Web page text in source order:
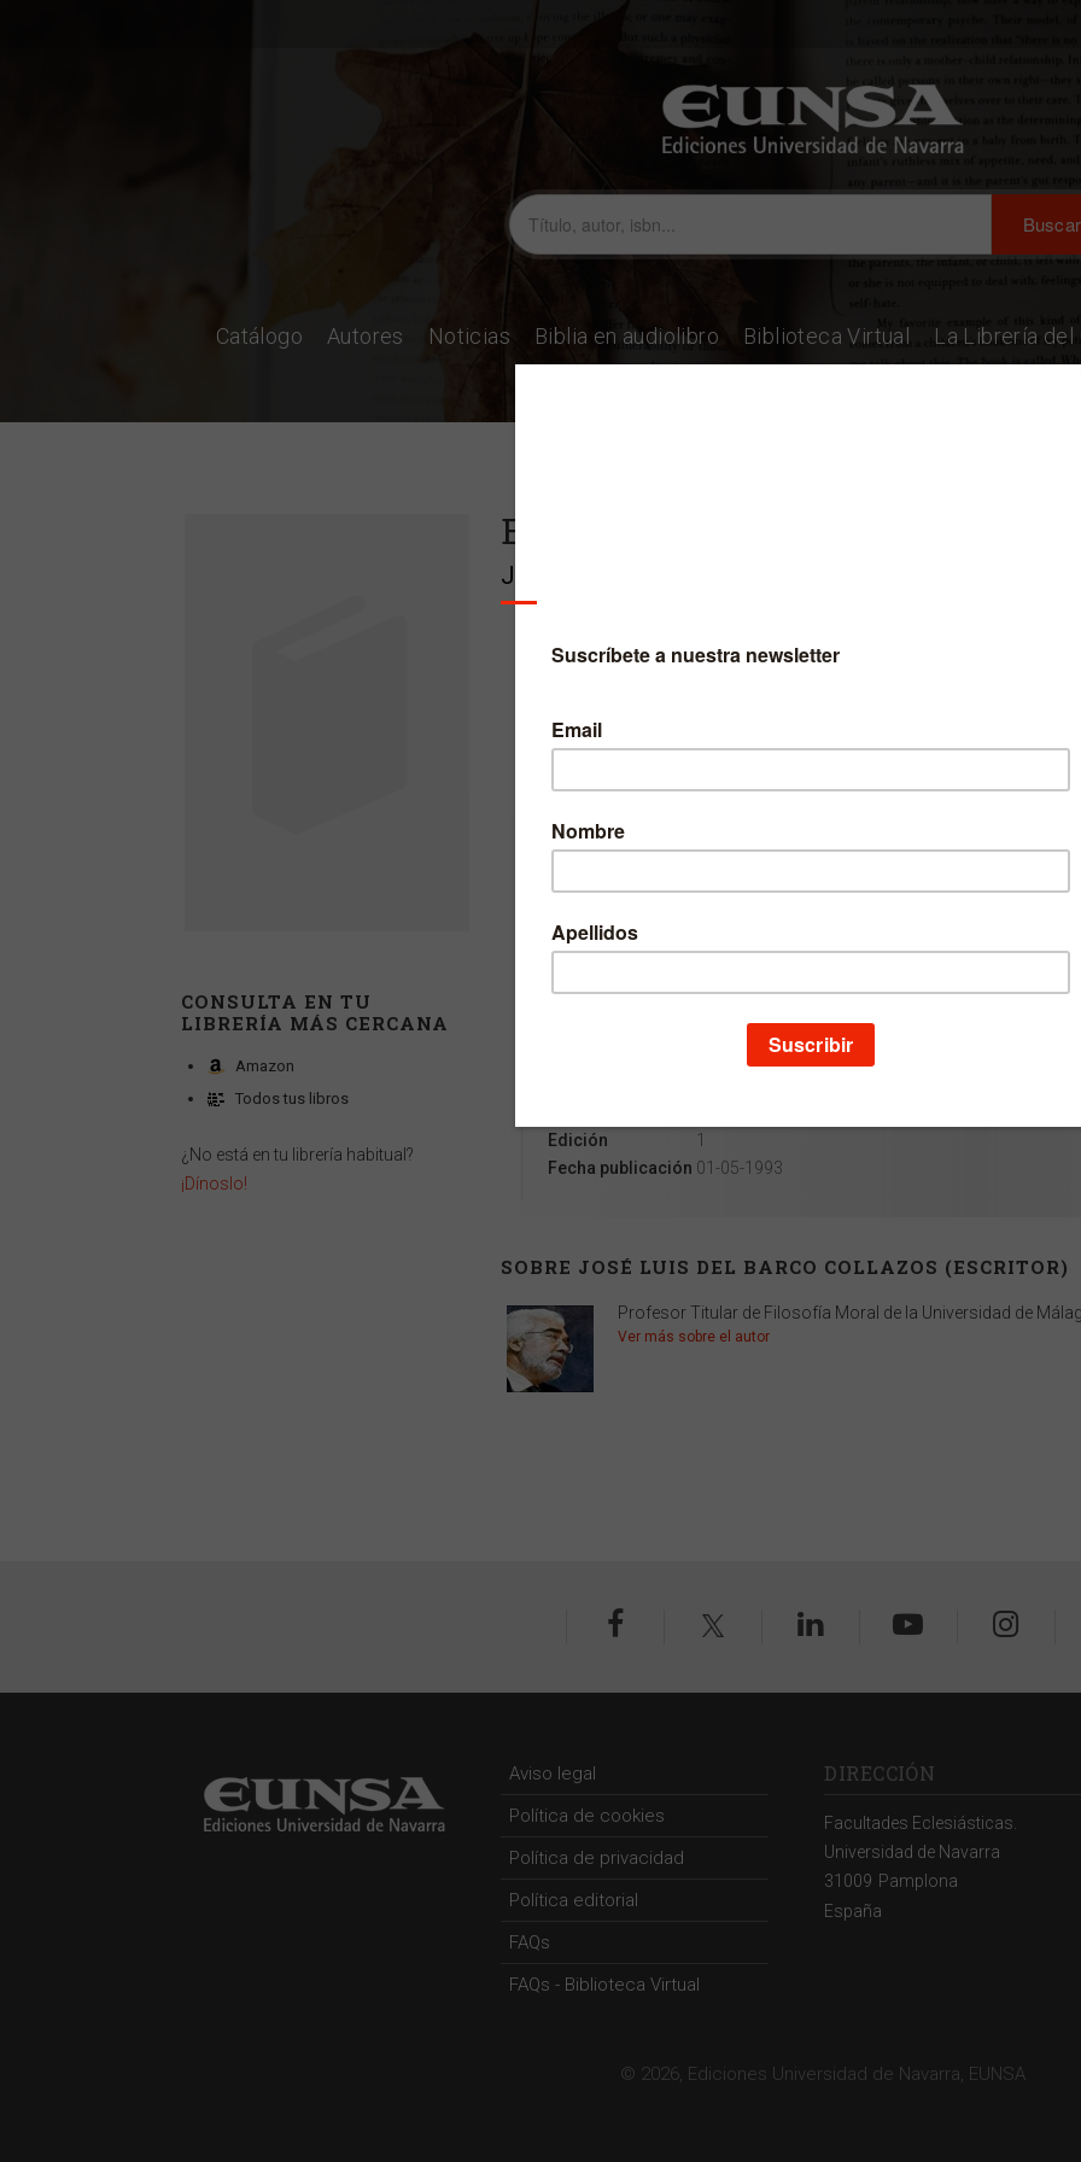
Catálogo Autores Noticias Biblia en audiolibro Biblioteca Virtual La Librería del
CONSULTA EN TU
LIBRERÍA MÁS CERCANA
Amazon
Todos tus libros
¿No está en tu librería habitual?
¡Dínoslo!
El poder de la sinrazón
José Luis Del Barco Collazos
Colección
Astrolabio Ciencias Sociales
Idioma
NA 512-1993
Edición
1
Fecha publicación 01-05-1993
SOBRE JOSÉ LUIS DEL BARCO COLLAZOS (ESCRITOR)
Profesor Titular de Filosofía Moral de la Universidad de
Ver más sobre el autor
Aviso legal
Política de cookies
Política de privacidad
Política editorial
FAQs
FAQs - Biblioteca Virtual
DIRECCIÓN
Facultades Eclesiásticas.
Universidad de Navarra
31009 Pamplona
España
© 2026, Ediciones Universidad de Navarra, EUNSA